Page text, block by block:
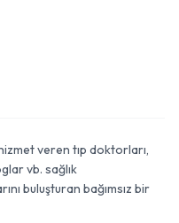
veren tıp doktorları,
vb. sağlık
buluşturan bağımsız bir